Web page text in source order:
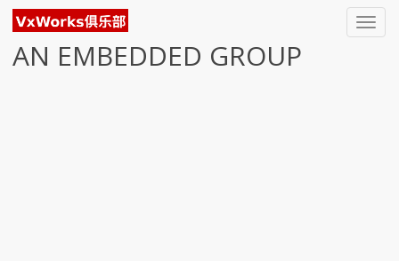
AN EMBEDDED GROUP